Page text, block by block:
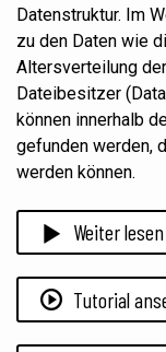
Datenstruktur. Im
zu den Daten wie
Altersverteilung
Dateibesitzer
können innerhalb
gefunden werden,
werden können.
Weiter lesen
Tutorial